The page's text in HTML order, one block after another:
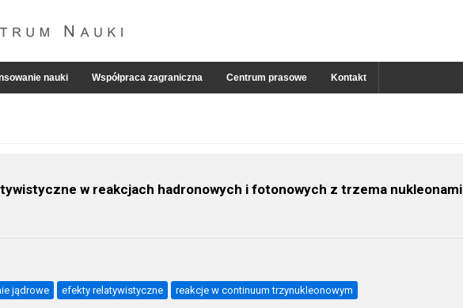
nauki Współpraca zagraniczna Centrum prasowe Kontakt
w reakcjach hadronowych i fotonowych z trzema nukleonami
jądrowe efekty relatywistyczne reakcje w continuum trzynukleonowym